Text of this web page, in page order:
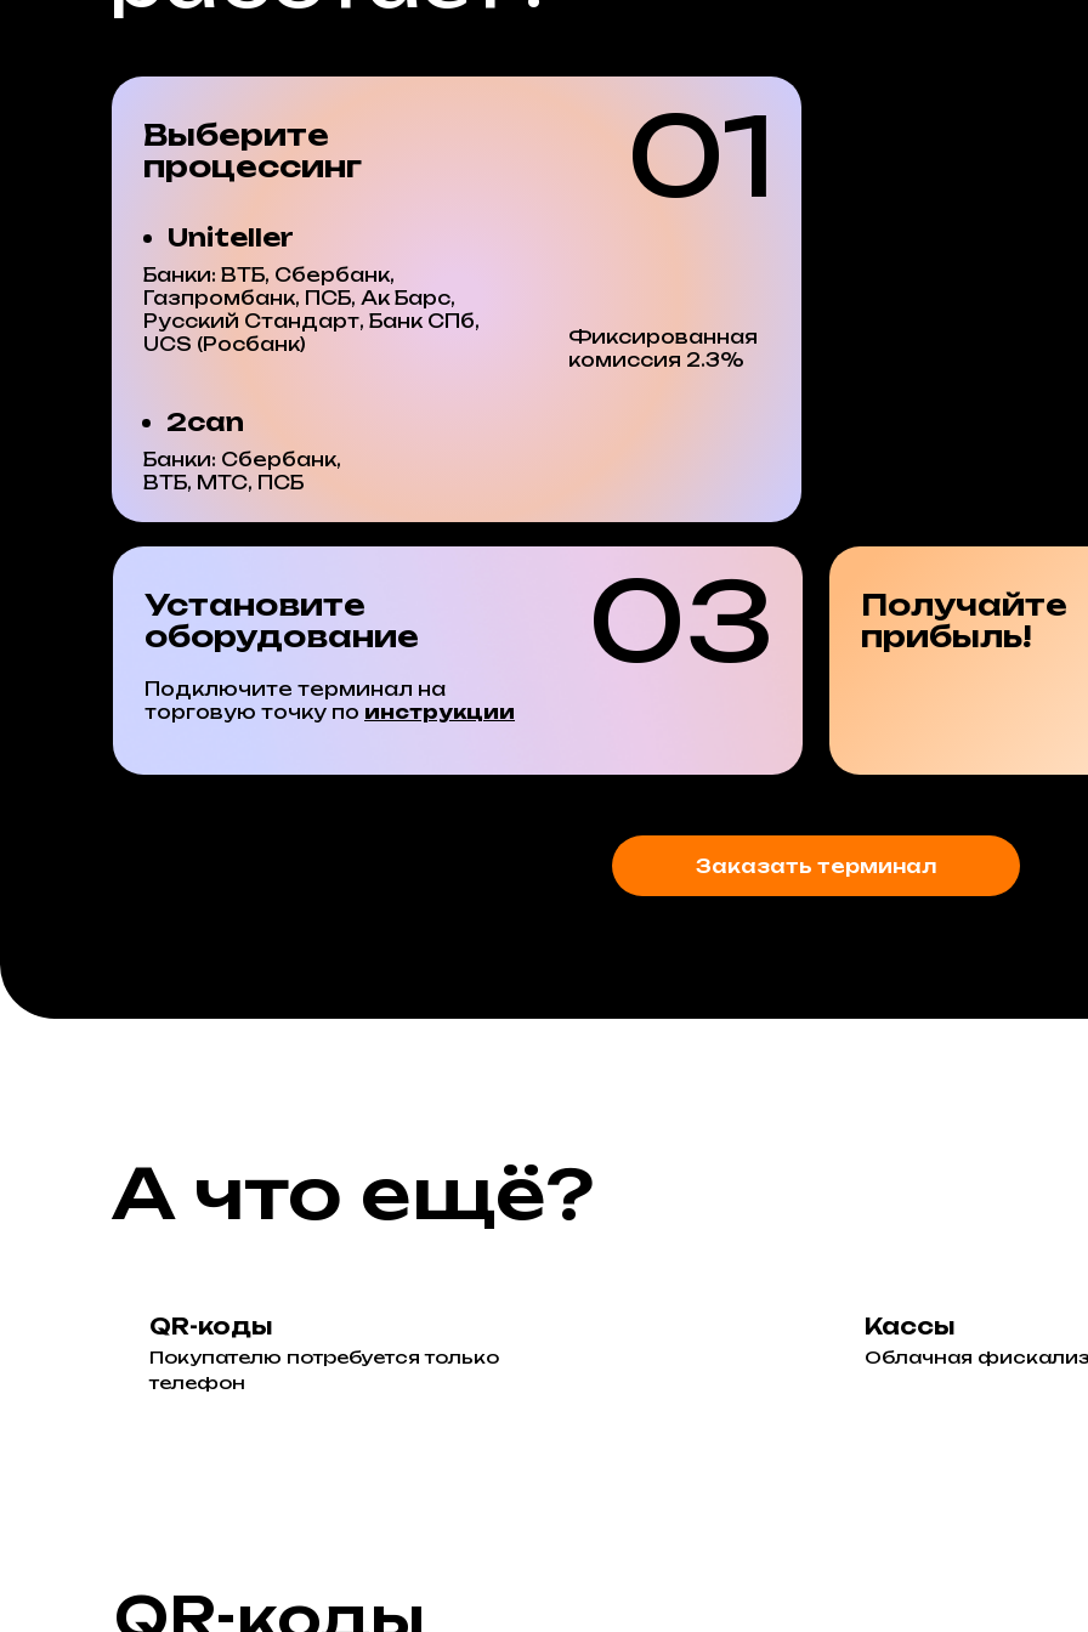
2can
Выберите
процессинг
Банки: Сбербанк,
ВТБ, МТС, ПСБ
Uniteller
Фиксированная
комиссия 2.3%
Банки: ВТБ, Сбербанк,
Газпромбанк, ПСБ, Ак Барс,
Русский Стандарт, Банк СПб,
UCS (Росбанк)
Установите
оборудование
03
Заказать терминал
Получайте
прибыль!
Подключите терминал на
торговую точку по инструкции
01
Облачная
Кассы
Покупателю потребуется только
телефон
QR-коды
А что ещё?